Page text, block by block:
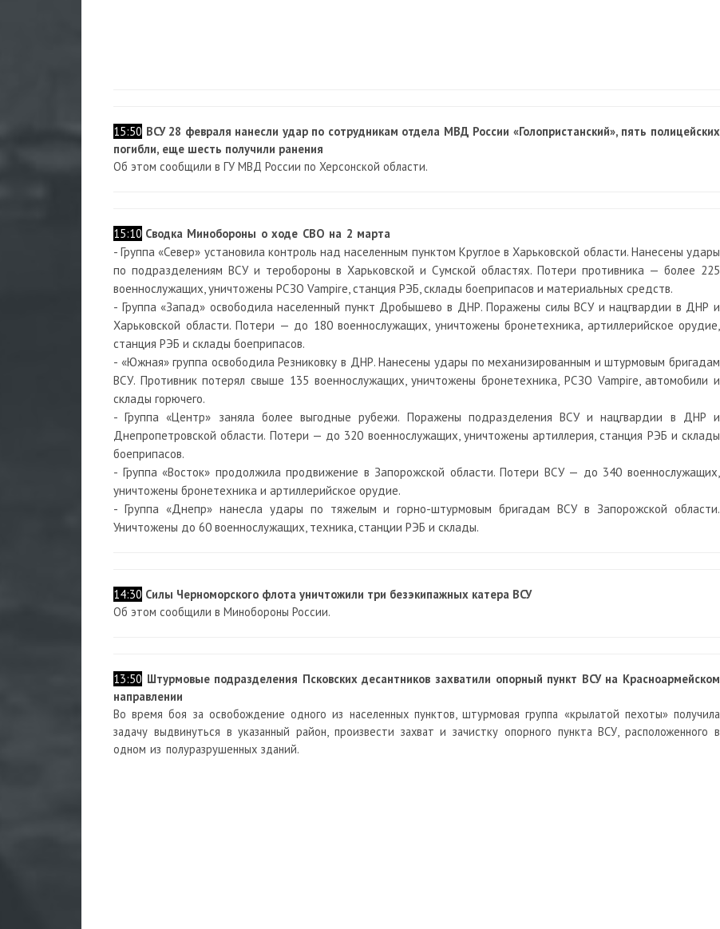
15:50 ВСУ 28 февраля нанесли удар по сотрудникам отдела МВД России «Голопристанский», пять полицейских
погибли, еще шесть получили ранения
Об этом сообщили в ГУ МВД России по Херсонской области.
15:10 Сводка Минобороны о ходе СВО на 2 марта
- Группа «Север» установила контроль над населенным пунктом Круглое в Харьковской области. Нанесены удары
по подразделениям ВСУ и теробороны в Харьковской и Сумской областях. Потери противника — более 225
военнослужащих, уничтожены РСЗО Vampire, станция РЭБ, склады боеприпасов и материальных средств.
- Группа «Запад» освободила населенный пункт Дробышево в ДНР. Поражены силы ВСУ и нацгвардии в ДНР и
Харьковской области. Потери — до 180 военнослужащих, уничтожены бронетехника, артиллерийское орудие,
станция РЭБ и склады боеприпасов.
- «Южная» группа освободила Резниковку в ДНР. Нанесены удары по механизированным и штурмовым бригадам
ВСУ. Противник потерял свыше 135 военнослужащих, уничтожены бронетехника, РСЗО Vampire, автомобили и
склады горючего.
- Группа «Центр» заняла более выгодные рубежи. Поражены подразделения ВСУ и нацгвардии в ДНР и
Днепропетровской области. Потери — до 320 военнослужащих, уничтожены артиллерия, станция РЭБ и склады
боеприпасов.
- Группа «Восток» продолжила продвижение в Запорожской области. Потери ВСУ — до 340 военнослужащих,
уничтожены бронетехника и артиллерийское орудие.
- Группа «Днепр» нанесла удары по тяжелым и горно-штурмовым бригадам ВСУ в Запорожской области.
Уничтожены до 60 военнослужащих, техника, станции РЭБ и склады.
14:30 Силы Черноморского флота уничтожили три безэкипажных катера ВСУ
Об этом сообщили в Минобороны России.
13:50 Штурмовые подразделения Псковских десантников захватили опорный пункт ВСУ на Красноармейском
направлении
Во время боя за освобождение одного из населенных пунктов, штурмовая группа «крылатой пехоты» получила
задачу выдвинуться в указанный район, произвести захват и зачистку опорного пункта ВСУ, расположенного в
одном из полуразрушенных зданий.